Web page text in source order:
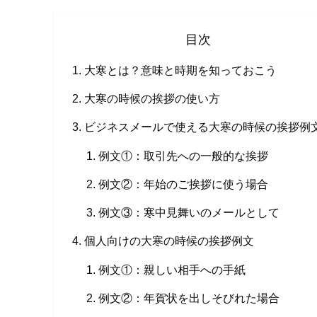
目次
大寒とは？意味と時期を知っておこう
大寒の時候の挨拶の使い方
ビジネスメールで使える大寒の時候の挨拶例
例文①：取引先への一般的な挨拶
例文②：年始のご挨拶に使う場合
例文③：寒中見舞いのメールとして
個人向けの大寒の時候の挨拶例文
例文①：親しい相手への手紙
例文②：年賀状を出しそびれた場合